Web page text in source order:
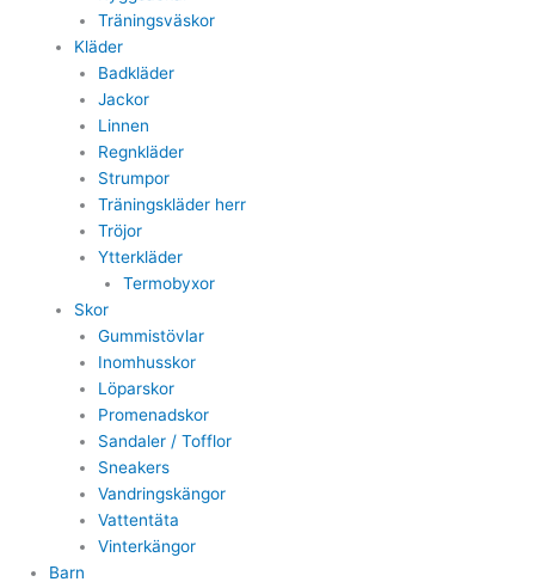
Träningsväskor
Kläder
Badkläder
Jackor
Linnen
Regnkläder
Strumpor
Träningskläder herr
Tröjor
Ytterkläder
Termobyxor
Skor
Gummistövlar
Inomhusskor
Löparskor
Promenadskor
Sandaler / Tofflor
Sneakers
Vandringskängor
Vattentäta
Vinterkängor
Barn